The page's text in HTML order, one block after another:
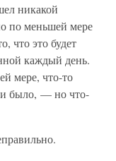
никакой
по меньшей мере
что это будет
каждый день.
мере, что-то
было, — но что-